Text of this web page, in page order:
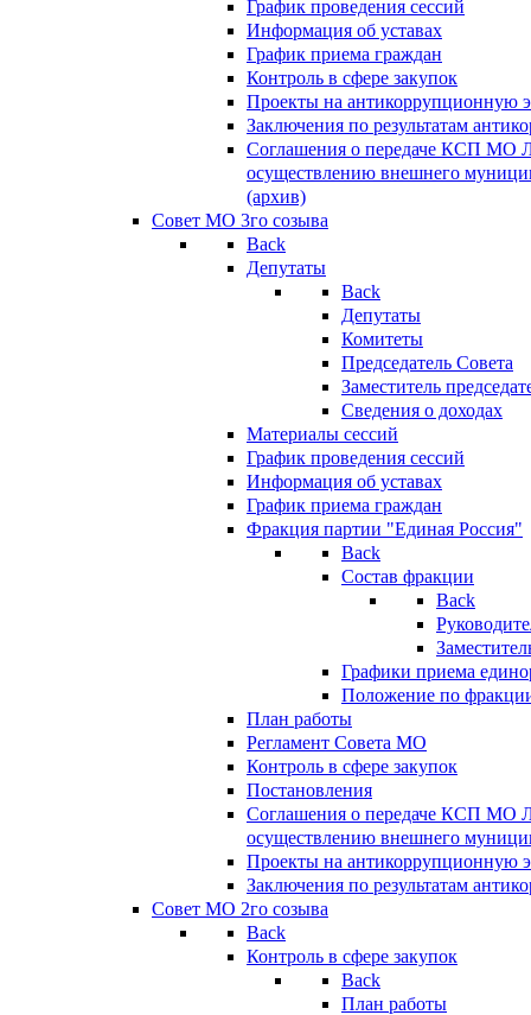
График проведения сессий
Информация об уставах
График приема граждан
Контроль в сфере закупок
Проекты на антикоррупционную
Заключения по результатам
Соглашения о передаче КСП МО
осуществлению внешнего
(архив)
Совет МО 3го созыва
Back
Депутаты
Back
Депутаты
Комитеты
Председатель Совета
Заместитель
Сведения о доходах
Материалы сессий
График проведения сессий
Информация об уставах
График приема граждан
Фракция партии "Единая Россия"
Back
Состав фракции
Back
Графики приема
Положение по
План работы
Регламент Совета МО
Контроль в сфере закупок
Постановления
Соглашения о передаче КСП МО
осуществлению внешнего
Проекты на антикоррупционную
Заключения по результатам
Совет МО 2го созыва
Back
Контроль в сфере закупок
Back
План работы